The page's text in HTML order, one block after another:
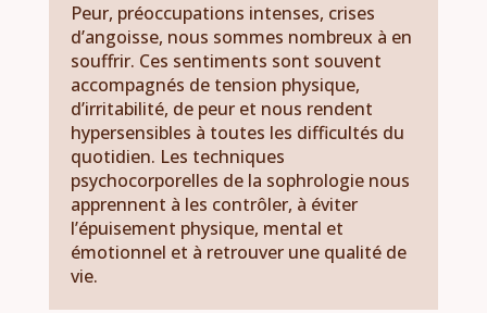
Peur, préoccupations intenses, crises
d’angoisse, nous sommes nombreux à en
souffrir. Ces sentiments sont souvent
accompagnés de tension physique,
d’irritabilité, de peur et nous rendent
hypersensibles à toutes les difficultés du
quotidien. Les techniques
psychocorporelles de la sophrologie nous
apprennent à les contrôler, à éviter
l’épuisement physique, mental et
émotionnel et à retrouver une qualité de
vie.